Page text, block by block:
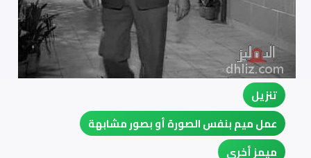
تنزيل
عمل ميم بنفس الصورة أو بصور مشابهة
ميمز أخرى